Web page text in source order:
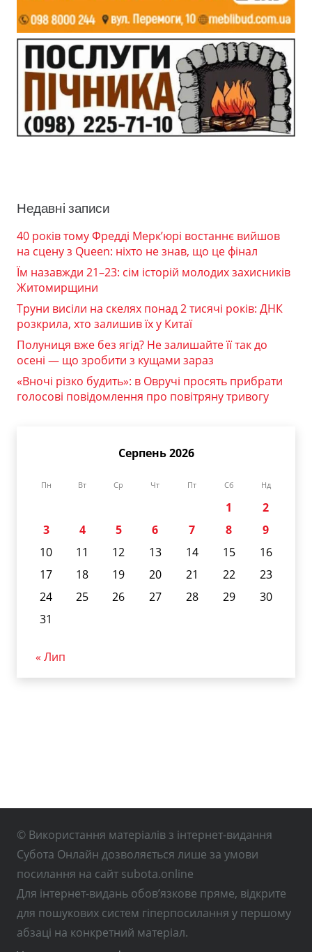
Недавні записи
40 років тому Фредді Мерк’юрі востаннє вийшов
на сцену з Queen: ніхто не знав, що це фінал
Їм назавжди 21–23: сім історій молодих захисників
Житомирщини
Труни висіли на скелях понад 2 тисячі років: ДНК
розкрила, хто залишив їх у Китаї
Полуниця вже без ягід? Не залишайте її так до
осені — що зробити з кущами зараз
«Вночі різко будить»: в Овручі просять прибрати
голосові повідомлення про повітряну тривогу
Серпень 2026
Пн Вт Ср Чт Пт Сб Нд
1
2
3
4 5 6 7 8
9
10
11 12 13 14 15
16
17
18 19 20 21 22
23
24
25 26 27 28 29
30
31
« Лип
© Використання матеріалів з інтернет-видання
Субота Онлайн дозволяється лише за умови
посилання на сайт subota.online
Для інтернет-видань обов’язкове пряме, відкрите
для пошукових систем гіперпосилання у першому
абзаці на конкретний матеріал.